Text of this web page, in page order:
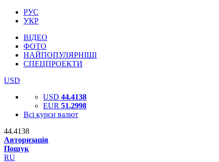
РУС
УКР
ВІДЕО
ФОТО
НАЙПОПУЛЯРНІШІ
СПЕЦПРОЕКТИ
USD
USD 44.4138
EUR 51.2998
Всі курси валют
44.4138
Авторизація
Пошук
RU